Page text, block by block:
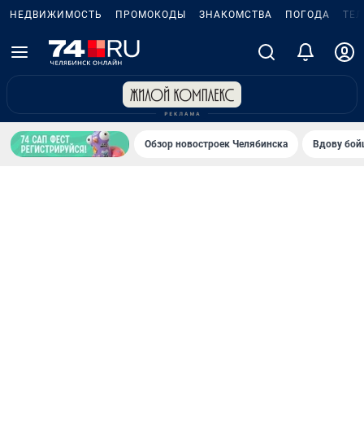
НЕДВИЖИМОСТЬ ПРОМОКОДЫ ЗНАКОМСТВА ПОГОДА
Обзор новостроек Челябинска Вдову